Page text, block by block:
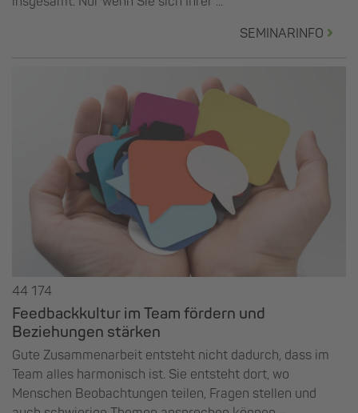
SEMINARINFO
44 174
Feedbackkultur im Team fördern und
Beziehungen stärken
Gute Zusammenarbeit entsteht nicht dadurch, dass im
Team alles harmonisch ist. Sie entsteht dort, wo
Menschen Beobachtungen teilen, Fragen stellen und